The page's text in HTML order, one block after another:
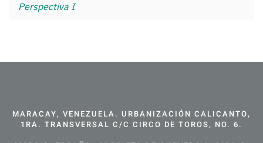
Perspectiva I
MARACAY, VENEZUELA. URBANIZACIÓN CALICANTO,
1RA. TRANSVERSAL C/C CIRCO DE TOROS, NO. 6.